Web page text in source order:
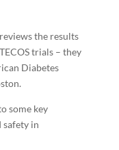
the results
trials – they
Diabetes
some key
safety in